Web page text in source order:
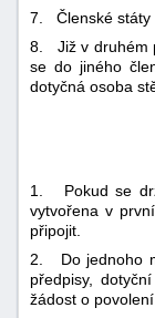
7. Členské státy
8. Již v druhém
se do jiného
dotyčná osoba
1. Pokud se
vytvořena v
připojit.
2. Do jednoho
předpisy,
žádost o